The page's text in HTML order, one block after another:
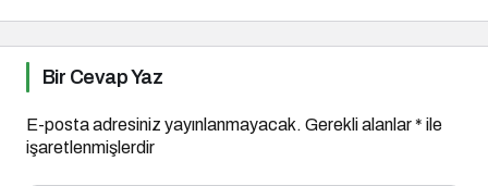
Bir Cevap Yaz
E-posta adresiniz yayınlanmayacak. Gerekli alanlar* ile
işaretlenmişlerdir